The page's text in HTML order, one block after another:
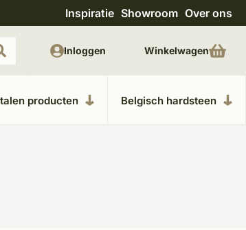
materialen in kempische bouwstijl
Inspiratie Showroom Over ons
producten Belgisch hardsteen
Inloggen Winkelwagen